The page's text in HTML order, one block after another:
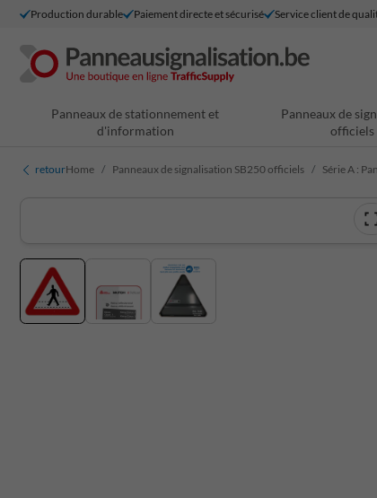
Production durable Paiement directe et sécurisé Service client de
Panneaux de stationnement et
d'information
Panneaux de
officiels
retourHome Panneaux de signalisation SB250 officiels Série A :